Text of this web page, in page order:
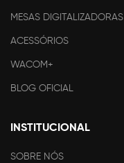
MESAS DIGITALIZADORAS
ACESSÓRIOS
WACOM+
BLOG OFICIAL
INSTITUCIONAL
SOBRE NÓS